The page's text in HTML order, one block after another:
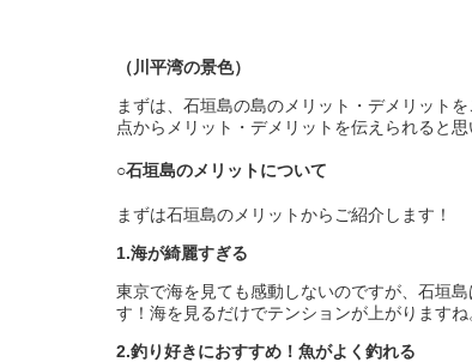
（川平湾の景色）
まずは、石垣島の島のメリット・デメリット
点からメリット・デメリットを伝えられると
○石垣島のメリットについて
まずは石垣島のメリットからご紹介します！
1.海が綺麗すぎる
東京で海を見ても感動しないのですが、石垣
す！海を見るだけでテンションが上がります
2.釣り好きにおすすめ！魚がよく釣れる